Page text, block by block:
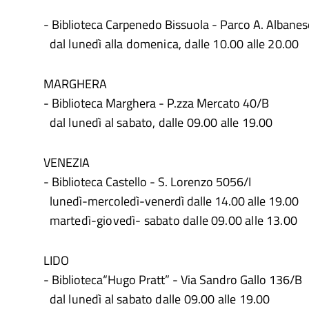
- Biblioteca Carpenedo Bissuola - Parco A.
dal lunedì alla domenica, dalle 10.00 alle 20.00
MARGHERA
- Biblioteca Marghera - P.zza Mercato 40/B
dal lunedì al sabato, dalle 09.00 alle 19.00
VENEZIA
- Biblioteca Castello - S. Lorenzo 5056/I
lunedì-mercoledì-venerdì dalle 14.00 alle 19.00
martedì-giovedì- sabato dalle 09.00 alle 13.00
LIDO
- Biblioteca“Hugo Pratt” - Via Sandro Gallo 136/B
dal lunedì al sabato dalle 09.00 alle 19.00